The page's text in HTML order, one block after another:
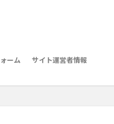
ーム サイト運営者情報